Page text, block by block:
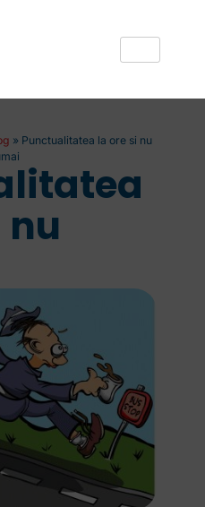
» Punctualitatea la ore si nu
nu